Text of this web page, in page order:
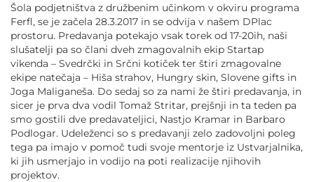
OZNAČI POVEZAVE
PODČRTAJ POVEZAVE
ZEMLJEVID STRANI
IZJAVA O DOSTOPNOSTI
Šola podjetništva z družbenim učinkom v okviru programa
Ferfl, se je začela 28.3.2017 in se odvija v našem DPlac
prostoru. Predavanja potekajo vsak torek od 17-20ih, naši
slušatelji pa so člani dveh zmagovalnih ekip Startap
vikenda – Svedrčki in Srčni kotiček ter štiri zmagovalne
ekipe natečaja – Hiša strahov, Hungry skin, Slovene gifts in
Joga Maliganeša. Do sedaj so za nami že štiri predavanja, in
sicer je prva dva vodil Tomaž Stritar, prejšnji in ta teden pa
smo gostili dve predavateljici, Nastjo Kramar in Barbaro
Podlogar. Udeleženci so s predavanji zelo zadovoljni poleg
tega pa imajo v pomoč tudi svoje mentorje iz Ustvarjalnika,
ki jih usmerjajo in vodijo na poti realizacije njihovih
projektov.